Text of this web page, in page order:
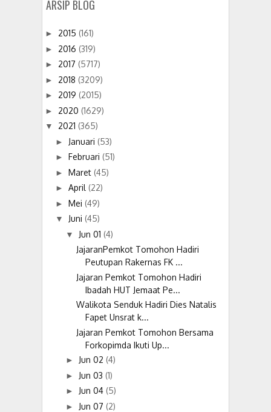
ARSIP BLOG
► 2015 (161)
► 2016 (319)
► 2017 (5717)
► 2018 (3209)
► 2019 (2015)
► 2020 (1629)
▼ 2021 (365)
► Januari (53)
► Februari (51)
► Maret (45)
► April (22)
► Mei (49)
▼ Juni (45)
▼ Jun 01 (4)
JajaranPemkot Tomohon Hadiri
Peutupan Rakernas FK ...
Jajaran Pemkot Tomohon Hadiri
Ibadah HUT Jemaat Pe...
Walikota Senduk Hadiri Dies Natalis
Fapet Unsrat k...
Jajaran Pemkot Tomohon Bersama
Forkopimda Ikuti Up...
► Jun 02 (4)
► Jun 03 (1)
► Jun 04 (5)
► Jun 07 (2)